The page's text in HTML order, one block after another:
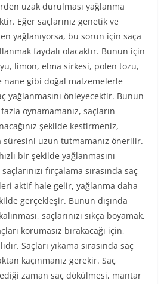
uzak durulması yağlanma
Eğer saçlarınız genetik ve
yağlanıyorsa, bu sorun için saça
faydalı olacaktır. Bunun için
limon, elma sirkesi, polen tozu,
nane gibi doğal malzemelerle
yağlanmasını önleyecektir. Bunun
fazla oynamamanız, saçların
şekilde kestirmeniz,
süresini uzun tutmamanız önerilir.
bir şekilde yağlanmasını
fırçalama sırasında saç
aktif hale gelir, yağlanma daha
gerçekleşir. Bunun dışında
saçlarınızı sıkça boyamak,
korumasız bırakacağı için,
Saçları yıkama sırasında saç
kaçınmanız gerekir. Saç
zaman saç dökülmesi, mantar